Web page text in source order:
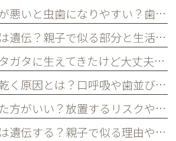
子どもの歯並びが悪いと虫歯になりやすい？歯並びとお口の健康の関係を歯科医が解説｜宮原・さいたま市北区の歯医者
子どもの歯並びは遺伝？親子で似る部分と生活習慣で変えられる部分を歯科医が解説｜宮原・さいたま市北区の歯医者
子どもの歯がガタガタに生えてきたけど大丈夫？永久歯の歯並びについて歯科医が解説｜宮原・さいたま市北区の歯医者
朝起きると口が乾く原因とは？口呼吸や歯並びとの関係を歯科医が解説｜宮原・さいたま市北区の歯医者
歯ぎしりは治した方がいい？放置するリスクや原因を歯科医が解説｜宮原・さいたま市北区の歯医者
子どもの歯並びは遺伝する？親子で似る理由や予防できるポイントを歯科医が解説｜宮原・さいたま市北区の歯医者